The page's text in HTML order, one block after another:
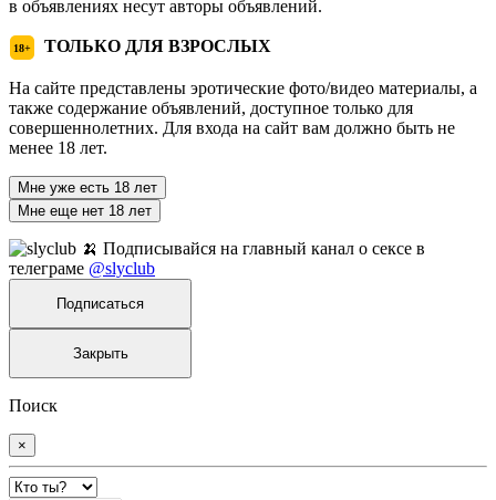
в объявлениях несут авторы объявлений.
18+ ТОЛЬКО ДЛЯ ВЗРОСЛЫХ
На сайте представлены эротические фото/видео материалы, а
также содержание объявлений, доступное только для
совершеннолетних. Для входа на сайт вам должно быть не
менее 18 лет.
Мне уже есть 18 лет
Мне еще нет 18 лет
🍌 Подписывайся на главный канал о сексе в
телеграме @slyclub
Подписаться
Закрыть
Поиск
×